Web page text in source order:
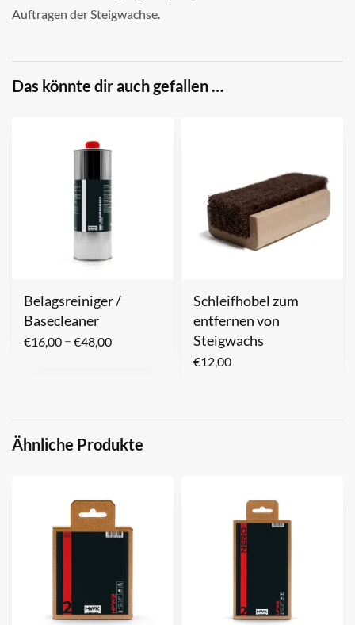
Auftragen der Steigwachse.
Das könnte dir auch gefallen …
Belagsreiniger /
Basecleaner
€16,00 – €48,00
Schleifhobel zum
entfernen von
Steigwachs
€12,00
Ähnliche Produkte